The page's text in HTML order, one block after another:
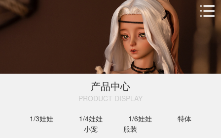
产品中心
PRODUCT DISPLAY​
1/3娃娃 1/4娃娃 1/6娃娃
特体
小宠
服装